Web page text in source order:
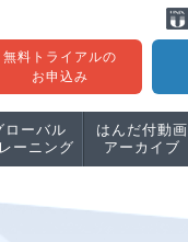
無料トライアルの
お申込み
ローバル
ーニング
はんだ付動画
アーカイブ